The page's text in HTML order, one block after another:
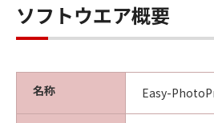
ソフトウエア概要
名称 Easy-